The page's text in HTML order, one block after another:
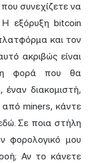
συνεχίζετε να
εξόρυξη bitcoin
και τον
ακριβώς είναι
φορά που θα
διακομιστή,
miners, κάντε
Σε ποια στήλη
φορολογικό μου
Αν το κάνετε